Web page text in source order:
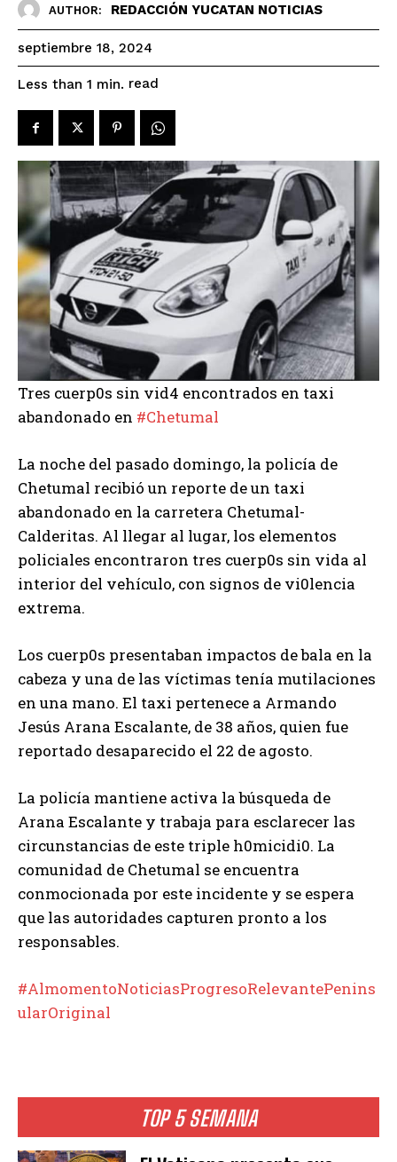
TOP 5 SEMANA
AUTHOR: REDACCIÓN YUCATAN NOTICIAS
septiembre 18, 2024
Less than 1 min. read
Tres cuerp0s sin vid4 encontrados en taxi
abandonado en #Chetumal
La noche del pasado domingo, la policía de
Chetumal recibió un reporte de un taxi
abandonado en la carretera Chetumal-
Calderitas. Al llegar al lugar, los elementos
policiales encontraron tres cuerp0s sin vida al
interior del vehículo, con signos de vi0lencia
extrema.
Los cuerp0s presentaban impactos de bala en la
cabeza y una de las víctimas tenía mutilaciones
en una mano. El taxi pertenece a Armando
Jesús Arana Escalante, de 38 años, quien fue
reportado desaparecido el 22 de agosto.
La policía mantiene activa la búsqueda de
Arana Escalante y trabaja para esclarecer las
circunstancias de este triple h0micidi0. La
comunidad de Chetumal se encuentra
conmocionada por este incidente y se espera
que las autoridades capturen pronto a los
responsables.
#AlmomentoNoticiasProgresoRelevantePenins
ularOriginal